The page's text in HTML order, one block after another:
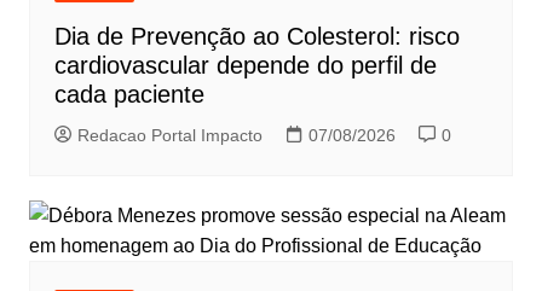
Dia de Prevenção ao Colesterol: risco
cardiovascular depende do perfil de
cada paciente
Redacao Portal Impacto 07/08/2026 0